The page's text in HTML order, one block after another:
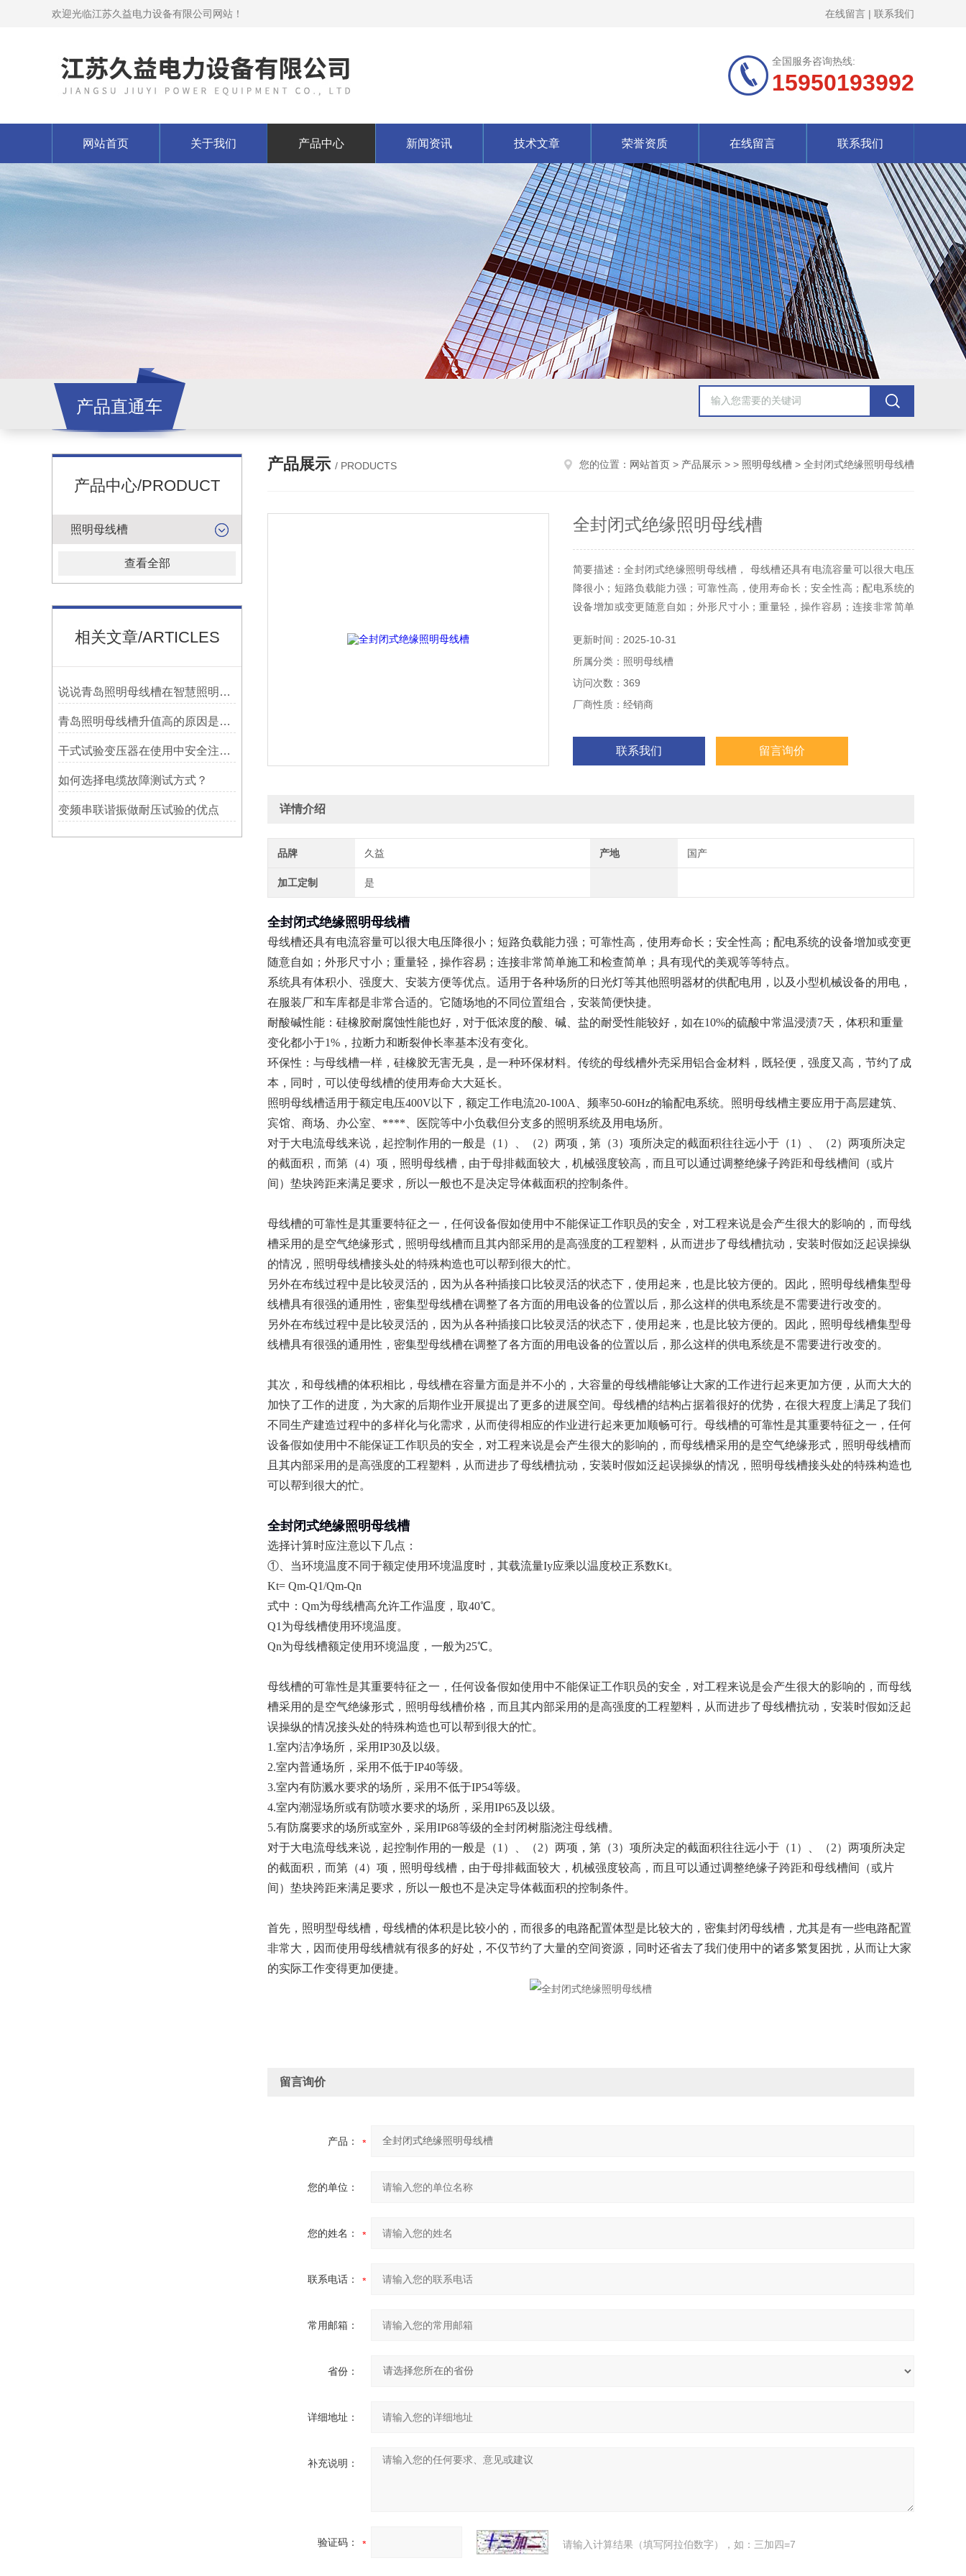
欢迎光临江苏久益电力设备有限公司网站！ 在线留言 | 联系我们
全国服务咨询热线:
15950193992
网站首页 关于我们 产品中心 新闻资讯 技术文章 荣誉资质 在线留言 联系我们
产品直通车
产品中心/PRODUCT
照明母线槽
查看全部
相关文章/ARTICLES
说说青岛照明母线槽在智慧照明领域的应用
青岛照明母线槽升值高的原因是什么呢？
干式试验变压器在使用中安全注意事项
如何选择电缆故障测试方式？
变频串联谐振做耐压试验的优点
产品展示 / PRODUCTS 您的位置： 网站首页 > 产品展示 > > 照明母线槽 > 全封闭式绝缘照明母线槽
全封闭式绝缘照明母线槽
简要描述：全封闭式绝缘照明母线槽， 母线槽还具有电流容量可以很大电压
降很小；短路负载能力强；可靠性高，使用寿命长；安全性高；配电系统的
设备增加或变更随意自如；外形尺寸小；重量轻，操作容易；连接非常简单
更新时间：2025-10-31
所属分类：照明母线槽
访问次数：369
厂商性质：经销商
联系我们 留言询价
详情介绍
品牌 久益 产地 国产
加工定制 是
全封闭式绝缘照明母线槽
母线槽还具有电流容量可以很大电压降很小；短路负载能力强；可靠性高，使用寿命长；安全性高；配电系统的设备增加或变更
随意自如；外形尺寸小；重量轻，操作容易；连接非常简单施工和检查简单；具有现代的美观等等特点。
系统具有体积小、强度大、安装方便等优点。适用于各种场所的日光灯等其他照明器材的供配电用，以及小型机械设备的用电，
在服装厂和车库都是非常合适的。它随场地的不同位置组合，安装简便快捷。
耐酸碱性能：硅橡胶耐腐蚀性能也好，对于低浓度的酸、碱、盐的耐受性能较好，如在10%的硫酸中常温浸渍7天，体积和重量
变化都小于1%，拉断力和断裂伸长率基本没有变化。
环保性：与母线槽一样，硅橡胶无害无臭，是一种环保材料。传统的母线槽外壳采用铝合金材料，既轻便，强度又高，节约了成
本，同时，可以使母线槽的使用寿命大大延长。
照明母线槽适用于额定电压400V以下，额定工作电流20-100A、频率50-60Hz的输配电系统。照明母线槽主要应用于高层建筑、
宾馆、商场、办公室、****、医院等中小负载但分支多的照明系统及用电场所。
对于大电流母线来说，起控制作用的一般是（1）、（2）两项，第（3）项所决定的截面积往往远小于（1）、（2）两项所决定
的截面积，而第（4）项，照明母线槽，由于母排截面较大，机械强度较高，而且可以通过调整绝缘子跨距和母线槽间（或片
间）垫块跨距来满足要求，所以一般也不是决定导体截面积的控制条件。
母线槽的可靠性是其重要特征之一，任何设备假如使用中不能保证工作职员的安全，对工程来说是会产生很大的影响的，而母线
槽采用的是空气绝缘形式，照明母线槽而且其内部采用的是高强度的工程塑料，从而进步了母线槽抗动，安装时假如泛起误操纵
的情况，照明母线槽接头处的特殊构造也可以帮到很大的忙。
另外在布线过程中是比较灵活的，因为从各种插接口比较灵活的状态下，使用起来，也是比较方便的。因此，照明母线槽集型母
线槽具有很强的通用性，密集型母线槽在调整了各方面的用电设备的位置以后，那么这样的供电系统是不需要进行改变的。
另外在布线过程中是比较灵活的，因为从各种插接口比较灵活的状态下，使用起来，也是比较方便的。因此，照明母线槽集型母
线槽具有很强的通用性，密集型母线槽在调整了各方面的用电设备的位置以后，那么这样的供电系统是不需要进行改变的。
其次，和母线槽的体积相比，母线槽在容量方面是并不小的，大容量的母线槽能够让大家的工作进行起来更加方便，从而大大的
加快了工作的进度，为大家的后期作业开展提出了更多的进展空间。母线槽的结构占据着很好的优势，在很大程度上满足了我们
不同生产建造过程中的多样化与化需求，从而使得相应的作业进行起来更加顺畅可行。母线槽的可靠性是其重要特征之一，任何
设备假如使用中不能保证工作职员的安全，对工程来说是会产生很大的影响的，而母线槽采用的是空气绝缘形式，照明母线槽而
且其内部采用的是高强度的工程塑料，从而进步了母线槽抗动，安装时假如泛起误操纵的情况，照明母线槽接头处的特殊构造也
可以帮到很大的忙。
全封闭式绝缘照明母线槽
选择计算时应注意以下几点：
①、当环境温度不同于额定使用环境温度时，其载流量Iy应乘以温度校正系数Kt。
Kt= Qm-Q1/Qm-Qn
式中：Qm为母线槽高允许工作温度，取40℃。
Q1为母线槽使用环境温度。
Qn为母线槽额定使用环境温度，一般为25℃。
母线槽的可靠性是其重要特征之一，任何设备假如使用中不能保证工作职员的安全，对工程来说是会产生很大的影响的，而母线
槽采用的是空气绝缘形式，照明母线槽价格，而且其内部采用的是高强度的工程塑料，从而进步了母线槽抗动，安装时假如泛起
误操纵的情况接头处的特殊构造也可以帮到很大的忙。
1.室内洁净场所，采用IP30及以级。
2.室内普通场所，采用不低于IP40等级。
3.室内有防溅水要求的场所，采用不低于IP54等级。
4.室内潮湿场所或有防喷水要求的场所，采用IP65及以级。
5.有防腐要求的场所或室外，采用IP68等级的全封闭树脂浇注母线槽。
对于大电流母线来说，起控制作用的一般是（1）、（2）两项，第（3）项所决定的截面积往往远小于（1）、（2）两项所决定
的截面积，而第（4）项，照明母线槽，由于母排截面较大，机械强度较高，而且可以通过调整绝缘子跨距和母线槽间（或片
间）垫块跨距来满足要求，所以一般也不是决定导体截面积的控制条件。
首先，照明型母线槽，母线槽的体积是比较小的，而很多的电路配置体型是比较大的，密集封闭母线槽，尤其是有一些电路配置
非常大，因而使用母线槽就有很多的好处，不仅节约了大量的空间资源，同时还省去了我们使用中的诸多繁复困扰，从而让大家
的实际工作变得更加便捷。
留言询价
产品：
您的单位：
您的姓名：
联系电话：
常用邮箱：
省份：
详细地址：
补充说明：
验证码： 请输入计算结果（填写阿拉伯数字），如：三加四=7